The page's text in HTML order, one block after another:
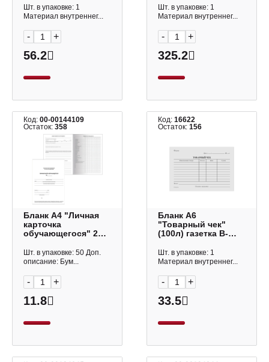
OfficeSpace
Шт. в упаковке: 1
Материал внутреннег...
- +
56.2
OfficeSpace
Шт. в упаковке: 1
Материал внутреннег...
- +
325.2
Код: 00-00144109
Остаток: 358
Бланк А4 "Личная
карточка
обучающегося" 2л,
Шт. в упаковке: 50 Доп.
описание: Бум...
- +
11.8
Код:16622
Остаток:156
Бланк А6
"Товарный чек"
(100л) газетка B-
OfficeSpace
Шт. в упаковке: 1
Материал внутреннег...
- +
33.5